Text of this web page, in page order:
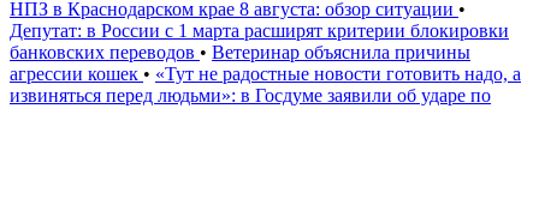
НПЗ в Краснодарском крае 8 августа: обзор ситуации •
Депутат: в России с 1 марта расширят критерии блокировки
банковских переводов • Ветеринар объяснила причины
агрессии кошек • «Тут не радостные новости готовить надо, а
извиняться перед людьми»: в Госдуме заявили об ударе по